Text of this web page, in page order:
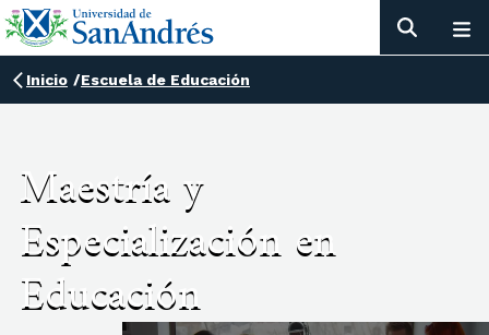
Inicio /Escuela de Educación
Maestría y
Especialización en
Educación